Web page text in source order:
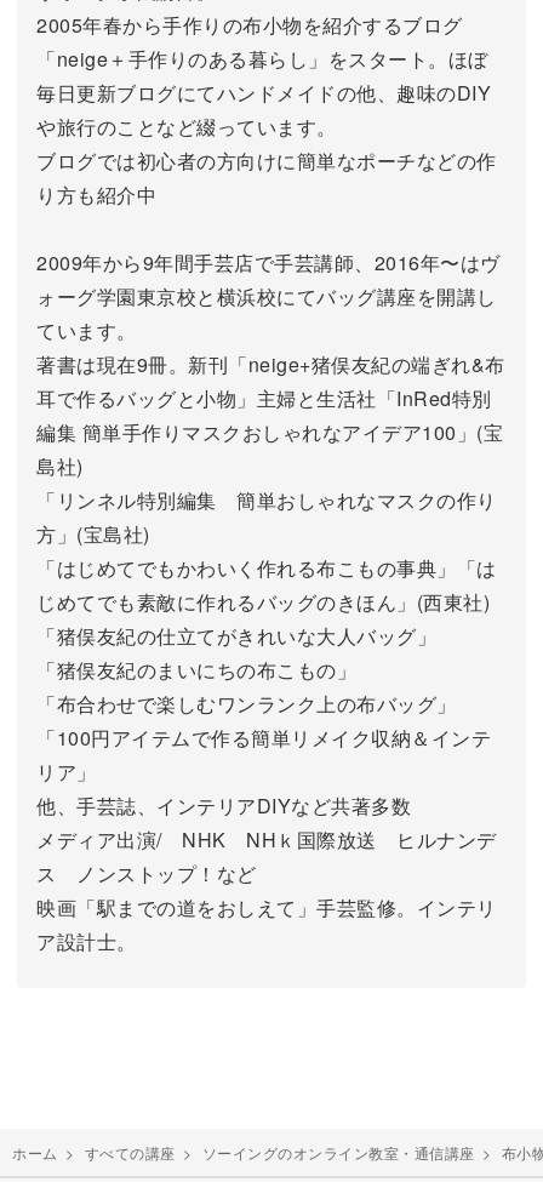
2005年春から手作りの布小物を紹介するブログ
「neige＋手作りのある暮らし」をスタート。ほぼ
毎日更新ブログにてハンドメイドの他、趣味のDIY
や旅行のことなど綴っています。
ブログでは初心者の方向けに簡単なポーチなどの作
り方も紹介中
2009年から9年間手芸店で手芸講師、2016年〜はヴ
ォーグ学園東京校と横浜校にてバッグ講座を開講し
ています。
著書は現在9冊。新刊「neige+猪俣友紀の端ぎれ&布
耳で作るバッグと小物」主婦と生活社「InRed特別
編集 簡単手作りマスクおしゃれなアイデア100」(宝
島社)
「リンネル特別編集 簡単おしゃれなマスクの作り
方」(宝島社)
「はじめてでもかわいく作れる布こもの事典」「は
じめてでも素敵に作れるバッグのきほん」(西東社)
「猪俣友紀の仕立てがきれいな大人バッグ」
「猪俣友紀のまいにちの布こもの」
「布合わせで楽しむワンランク上の布バッグ」
「100円アイテムで作る簡単リメイク収納＆インテ
リア」
他、手芸誌、インテリアDIYなど共著多数
メディア出演/ NHK NHｋ国際放送 ヒルナンデ
ス ノンストップ！など
映画「駅までの道をおしえて」手芸監修。インテリ
ア設計士。
ホーム > すべての講座 > ソーイングのオンライン教室・通信講座 > 布小